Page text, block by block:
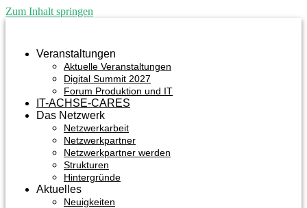
Zum Inhalt springen
Veranstaltungen
Aktuelle Veranstaltungen
Digital Summit 2027
Forum Produktion und IT
IT-ACHSE-CARES
Das Netzwerk
Netzwerkarbeit
Netzwerkpartner
Netzwerkpartner werden
Strukturen
Hintergründe
Aktuelles
Neuigkeiten